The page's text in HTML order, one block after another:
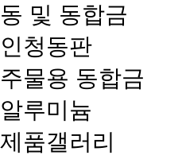
동 및 동합금
인청동판
주물용 동합금
알루미늄
제품갤러리